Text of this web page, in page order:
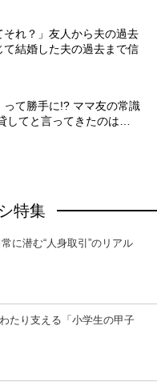
それ？」友人から夫の過去
結婚した夫の過去まで信
って勝手に!? ママ友の常識
してと言ってきたのは…
特集
に潜む“人身取引”のリアル
たり支える「小学生の甲子